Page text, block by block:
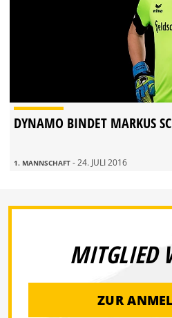
DYNAMO BINDET MARKUS
1. MANNSCHAFT - 24. JULI 2016
MITGLIED
ZUR